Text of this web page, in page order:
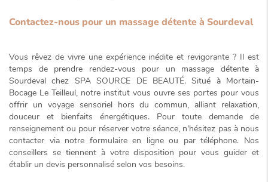
Contactez-nous pour un massage détente à Sourdeval
Vous rêvez de vivre une expérience inédite et revigorante ? Il est
temps de prendre rendez-vous pour un massage détente à
Sourdeval chez SPA SOURCE DE BEAUTÉ. Situé à Mortain-
Bocage Le Teilleul, notre institut vous ouvre ses portes pour vous
offrir un voyage sensoriel hors du commun, alliant relaxation,
douceur et bienfaits énergétiques. Pour toute demande de
renseignement ou pour réserver votre séance, n'hésitez pas à nous
contacter via notre formulaire en ligne ou par téléphone. Nos
conseillers se tiennent à votre disposition pour vous guider et
établir un devis personnalisé selon vos besoins.